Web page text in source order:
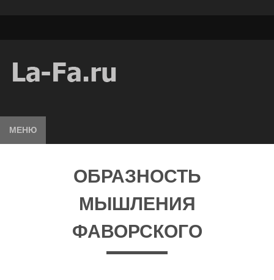
МЕНЮ
ОБРАЗНОСТЬ
МЫШЛЕНИЯ
ФАВОРСКОГО